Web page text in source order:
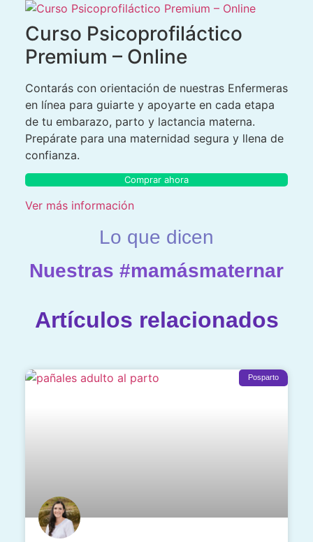
Curso Psicoprofiláctico
Premium – Online
Contarás con orientación de nuestras Enfermeras
en línea para guiarte y apoyarte en cada etapa
de tu embarazo, parto y lactancia materna.
Prepárate para una maternidad segura y llena de
confianza.
Comprar ahora
Ver más información
Lo que dicen
Nuestras #mamásmaternar
Artículos relacionados
Posparto